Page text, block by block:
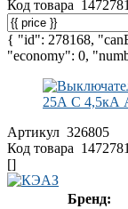
Код товара
{ "id": 278168,
"economy": 0,
Артикул 326805
Код товара
[]
Бренд: